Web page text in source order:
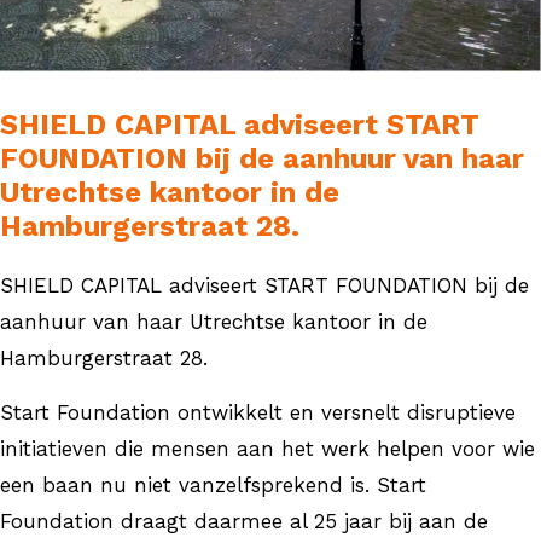
SHIELD CAPITAL adviseert START
FOUNDATION bij de aanhuur van haar
Utrechtse kantoor in de
Hamburgerstraat 28.
SHIELD CAPITAL adviseert START FOUNDATION bij de
aanhuur van haar Utrechtse kantoor in de
Hamburgerstraat 28.
Start Foundation ontwikkelt en versnelt disruptieve
initiatieven die mensen aan het werk helpen voor wie
een baan nu niet vanzelfsprekend is. Start
Foundation draagt daarmee al 25 jaar bij aan de